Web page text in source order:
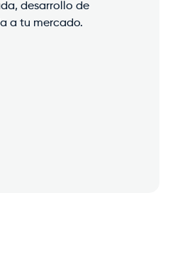
desarrollo de
a tu mercado.